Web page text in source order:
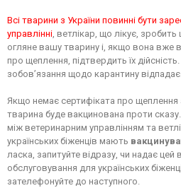
Всі тварини з України повинні бути
управлінні, ветлікар, що лікує, зробить
огляне вашу тварину і, якщо вона вже
про щеплення, підтвердить їх
зобов’язання щодо карантину
Якщо немає сертифіката про щеплення
тварина буде вакцинована проти
між ветеринарним управлінням та
українських біженців мають
ласка, запитуйте відразу, чи надає
обслуговування для українських
зателефонуйте до наступного.